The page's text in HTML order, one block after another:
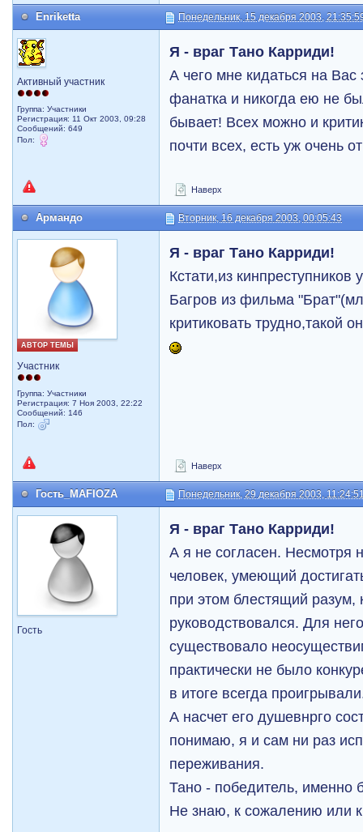
Enriketta Понедельник, 15 декабря 2003,
Активный участник
Группа: Участники
Регистрация: 11 Окт 2003, 09:28
Сообщений: 649
Пол:
Я - враг Тано Карриди!
А чего мне кидаться на Вас
фанатка и никогда ею не
бывает! Всех можно и
почти всех, есть уж очень
Наверх
Армандо Вторник, 16 декабря 2003, 00:05:43
АВТОР ТЕМЫ
Участник
Группа: Участники
Регистрация: 7 Ноя 2003, 22:22
Сообщений: 146
Пол:
Я - враг Тано Карриди!
Кстати,из
Багров из фильма
критиковать трудно,такой
Наверх
Гость_MAFIOZA Понедельник, 29 декабря 2003,
Гость
Я - враг Тано Карриди!
А я не согласен. Несмотря
человек, умеющий
при этом блестящий разум,
руководствовался. Для
существовало
практически не было
в итоге всегда
А насчет его душевнрго
понимаю, я и сам ни раз
переживания.
Тано - победитель, именно
Не знаю, к сожалению или